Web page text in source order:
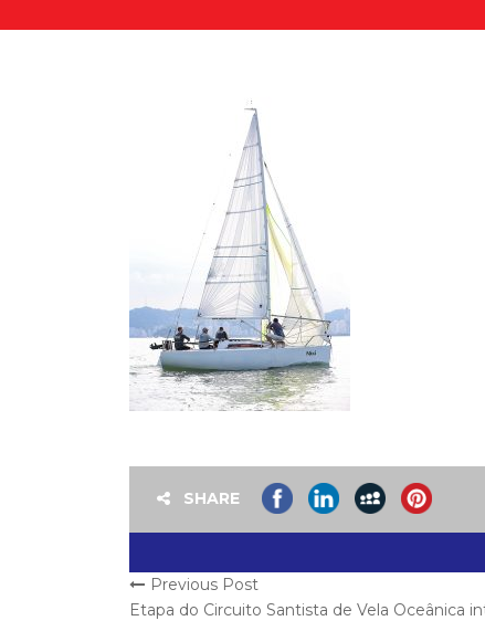
SHARE
Previous Post
Etapa do Circuito Santista de Vela Oceânica